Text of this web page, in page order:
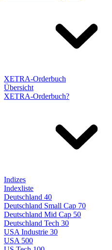
XETRA-Orderbuch
Übersicht
XETRA-Orderbuch?
Indizes
Indexliste
Deutschland 40
Deutschland Small Cap 70
Deutschland Mid Cap 50
Deutschland Tech 30
USA Industrie 30
USA 500